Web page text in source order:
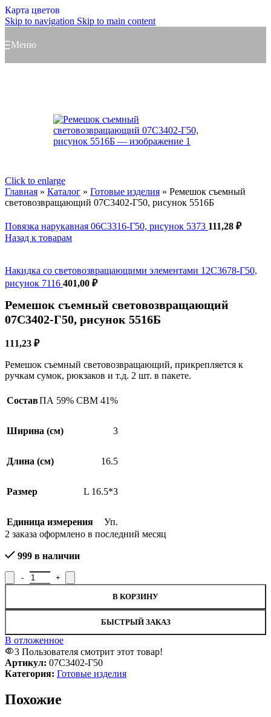
Карта цветов
Skip to navigation Skip to main content
Меню
Click to enlarge
Главная » Каталог » Готовые изделия » Ремешок съемный
световозвращающий 07С3402-Г50, рисунок 5516Б
Повязка нарукавная 06С3316-Г50, рисунок 5373 111,28 ₽
Назад к товарам
Накидка со световозвращающими элементами 12С3678-Г50,
рисунок 7116 401,00 ₽
Ремешок съемный световозвращающий
07С3402-Г50, рисунок 5516Б
111,23 ₽
Ремешок съемный световозвращающий, прикрепляется к
ручкам сумок, рюкзаков и т.д. 2 шт. в пакете.
СоставПА 59% СВМ 41%
Ширина (см) 3
Длина (см) 16.5
Размер L 16.5*3
Единица измерения
Уп.
2 заказа оформлено в последний месяц
999 в наличии
Количество товара Ремешок съемный световозвращающий
В КОРЗИНУ
БЫСТРЫЙ ЗАКАЗ
В отложенное
3 Пользователя смотрит этот товар!
Артикул: 07С3402-Г50
Категория: Готовые изделия
Похожие